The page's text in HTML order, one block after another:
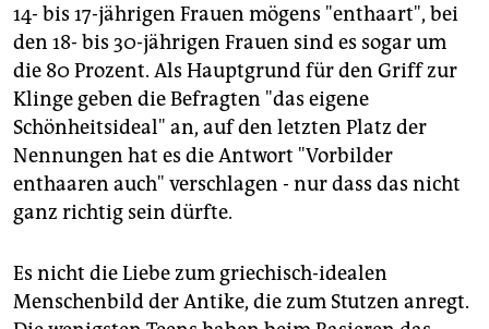
14- bis 17-jährigen Frauen mögens "enthaart", bei
den 18- bis 30-jährigen Frauen sind es sogar um
die 80 Prozent. Als Hauptgrund für den Griff zur
Klinge geben die Befragten "das eigene
Schönheitsideal" an, auf den letzten Platz der
Nennungen hat es die Antwort "Vorbilder
enthaaren auch" verschlagen - nur dass das nicht
ganz richtig sein dürfte.
Es nicht die Liebe zum griechisch-idealen
Menschenbild der Antike, die zum Stutzen anregt.